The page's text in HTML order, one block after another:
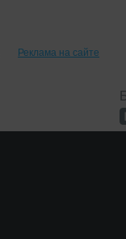
Реклама на сайте